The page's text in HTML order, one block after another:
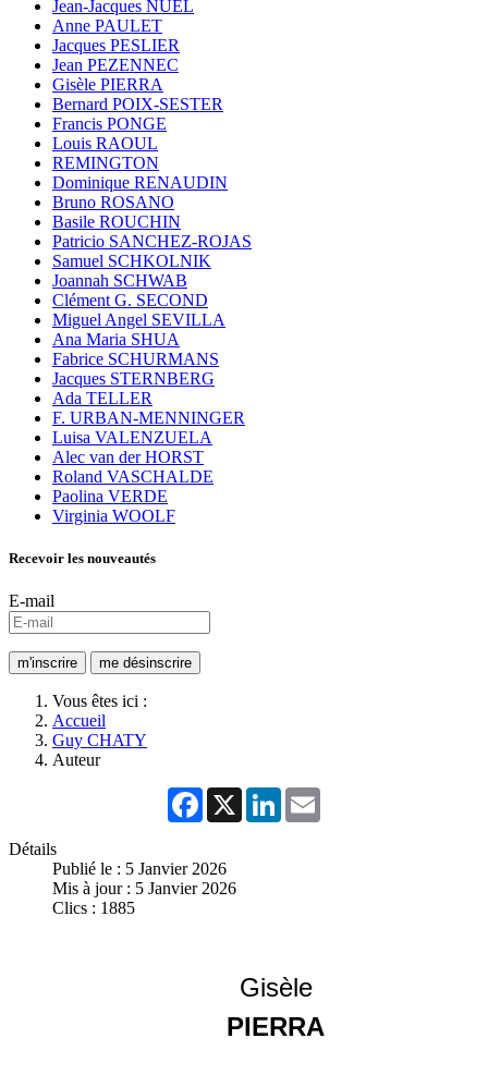
Jean-Jacques NUEL
Anne PAULET
Jacques PESLIER
Jean PEZENNEC
Gisèle PIERRA
Bernard POIX-SESTER
Francis PONGE
Louis RAOUL
REMINGTON
Dominique RENAUDIN
Bruno ROSANO
Basile ROUCHIN
Patricio SANCHEZ-ROJAS
Samuel SCHKOLNIK
Joannah SCHWAB
Clément G. SECOND
Miguel Angel SEVILLA
Ana Maria SHUA
Fabrice SCHURMANS
Jacques STERNBERG
Ada TELLER
F. URBAN-MENNINGER
Luisa VALENZUELA
Alec van der HORST
Roland VASCHALDE
Paolina VERDE
Virginia WOOLF
Recevoir les nouveautés
E-mail
Vous êtes ici :
Accueil
Guy CHATY
Auteur
Facebook
X LinkedIn
Détails
Publié le : 5 Janvier 2026
Mis à jour : 5 Janvier 2026
Clics : 1885
Gisèle
PIERRA